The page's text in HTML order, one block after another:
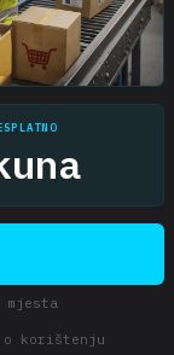
mjesta
o korištenju